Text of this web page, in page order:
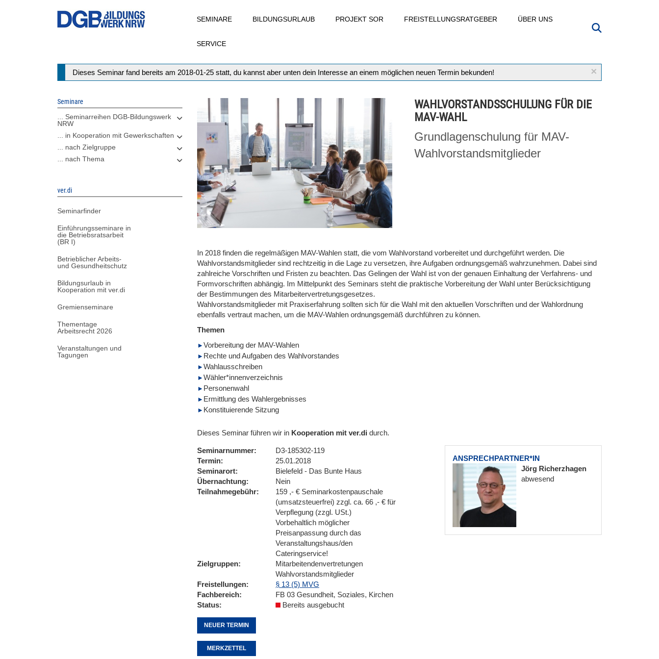
SEMINARE BILDUNGSURLAUB PROJEKT SOR FREISTELLUNGSRATGEBER ÜBER UNS
SERVICE
×
Statusmeldung
Dieses Seminar fand bereits am 2018-01-25 statt, du kannst aber unten dein Interesse an einem möglichen neuen Termin bekunden!
Seminare
... Seminarreihen DGB-Bildungswerk
NRW
... in Kooperation mit Gewerkschaften
... nach Zielgruppe
... nach Thema
ver.di
Seminarfinder
Einführungsseminare in
die Betriebsratsarbeit
(BR I)
Betrieblicher Arbeits-
und Gesundheitschutz
Bildungsurlaub in
Kooperation mit ver.di
Gremienseminare
Thementage
Arbeitsrecht 2026
Veranstaltungen und
Tagungen
WAHLVORSTANDSSCHULUNG FÜR DIE
MAV-WAHL
Grundlagenschulung für MAV-
Wahlvorstandsmitglieder
In 2018 finden die regelmäßigen MAV-Wahlen statt, die vom Wahlvorstand vorbereitet und durchgeführt werden. Die
Wahlvorstandsmitglieder sind rechtzeitig in die Lage zu versetzen, ihre Aufgaben ordnungsgemäß wahrzunehmen. Dabei sind
zahlreiche Vorschriften und Fristen zu beachten. Das Gelingen der Wahl ist von der genauen Einhaltung der Verfahrens- und
Formvorschriften abhängig. Im Mittelpunkt des Seminars steht die praktische Vorbereitung der Wahl unter Berücksichtigung
der Bestimmungen des Mitarbeitervertretungsgesetzes.
Wahlvorstandsmitglieder mit Praxiserfahrung sollten sich für die Wahl mit den aktuellen Vorschriften und der Wahlordnung
ebenfalls vertraut machen, um die MAV-Wahlen ordnungsgemäß durchführen zu können.
Themen
Vorbereitung der MAV-Wahlen
Rechte und Aufgaben des Wahlvorstandes
Wahlausschreiben
Wähler*innenverzeichnis
Personenwahl
Ermittlung des Wahlergebnisses
Konstituierende Sitzung
Dieses Seminar führen wir in Kooperation mit ver.di durch.
ANSPRECHPARTNER*IN
Jörg Richerzhagen
abwesend
Seminarnummer
D3-185302-119
Termin
25.01.2018
Seminarort
Bielefeld - Das Bunte Haus
Übernachtung
Nein
Teilnahmegebühr
159 ,- € Seminarkostenpauschale
(umsatzsteuerfrei) zzgl. ca. 66 ,- € für
Verpflegung (zzgl. USt.)
Vorbehaltlich möglicher
Preisanpassung durch das
Veranstaltungshaus/den
Cateringservice!
Zielgruppen
Mitarbeitendenvertretungen
Wahlvorstandsmitglieder
Freistellungen
§ 13 (5) MVG
Fachbereich
FB 03 Gesundheit, Soziales, Kirchen
Status
Bereits ausgebucht
NEUER TERMIN
MERKZETTEL